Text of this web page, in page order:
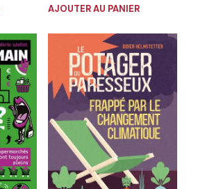
AJOUTER AU PANIER